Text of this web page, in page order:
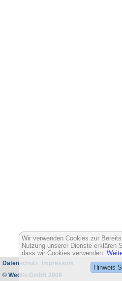
Datenschutz
Impressum
© Wedito GmbH 2008
Wir verwenden Cookies zur
Nutzung unserer Dienste erklären
dass wir Cookies verwenden.
Hinweis